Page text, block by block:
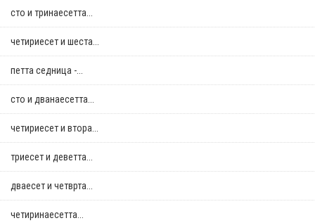
сто и тринаесетта...
четириесет и шеста...
петта седница -...
сто и дванаесетта...
четириесет и втора...
триесет и деветта...
дваесет и четврта...
четиринаесетта...